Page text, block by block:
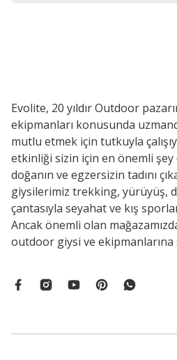
Evolite, 20 yıldır Outdoor
ekipmanları konusunda
mutlu etmek için tutkuyla
etkinliği sizin için en önemli
doğanın ve egzersizin tadını
giysilerimiz trekking, yürüyüş,
çantasıyla seyahat ve kış
Ancak önemli olan
outdoor giysi ve ekipmanlarına